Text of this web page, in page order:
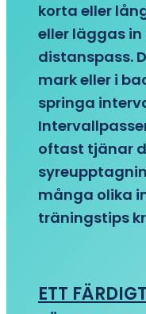
korta eller
eller läggas
distanspass.
mark eller i
springa
oftast tjänar
många olika
träningstips
ETT